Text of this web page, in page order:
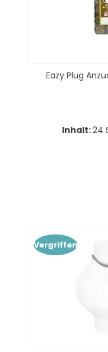
Eazy Plug
Inhalt:24
Vergriffen